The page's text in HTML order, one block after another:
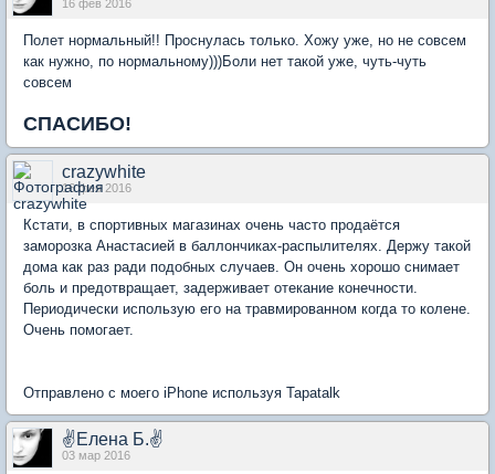
16 фев 2016
Полет нормальный!! Проснулась только. Хожу уже, но не совсем
как нужно, по нормальному)))Боли нет такой уже, чуть-чуть
совсем
СПАСИБО!
crazywhite
16 фев 2016
Кстати, в спортивных магазинах очень часто продаётся
заморозка Анастасией в баллончиках-распылителях. Держу такой
дома как раз ради подобных случаев. Он очень хорошо снимает
боль и предотвращает, задерживает отекание конечности.
Периодически использую его на травмированном когда то колене.
Очень помогает.
Отправлено с моего iPhone используя Tapatalk
✌Елена Б.✌
03 мар 2016